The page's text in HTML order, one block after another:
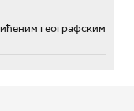
географским